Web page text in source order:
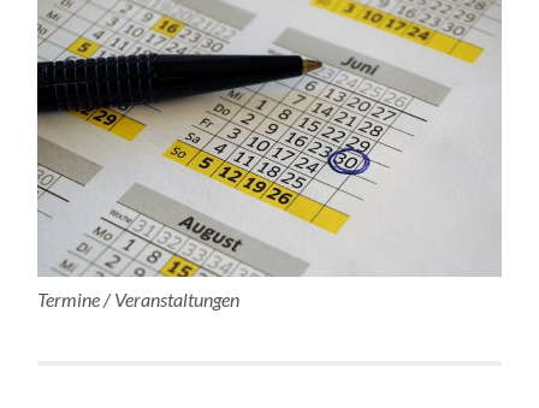
Termine / Veranstaltungen